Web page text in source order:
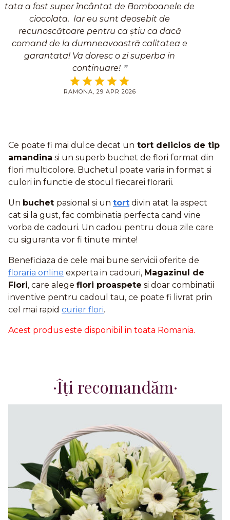
tata a fost super încântat de Bomboanele de
ciocolata. Iar eu sunt deosebit de
recunoscătoare pentru ca știu ca dacă
comand de la dumneavoastră calitatea e
garantata! Va doresc o zi superba in
continuare!
RAMONA, 29 APR 2026
Ce poate fi mai dulce decat un tort delicios de tip
amandina si un superb buchet de flori format din
flori multicolore. Buchetul poate varia in format si
culori in functie de stocul fiecarei florarii.
Un buchet pasional si un tort divin atat la aspect
cat si la gust, fac combinatia perfecta cand vine
vorba de cadouri. Un cadou pentru doua zile care
cu siguranta vor fi tinute minte!
Beneficiaza de cele mai bune servicii oferite de
floraria online experta in cadouri, Magazinul de
Flori, care alege flori proaspete si doar combinatii
inventive pentru cadoul tau, ce poate fi livrat prin
cel mai rapid curier flori.
Acest produs este disponibil in toata Romania.
Îți recomandăm